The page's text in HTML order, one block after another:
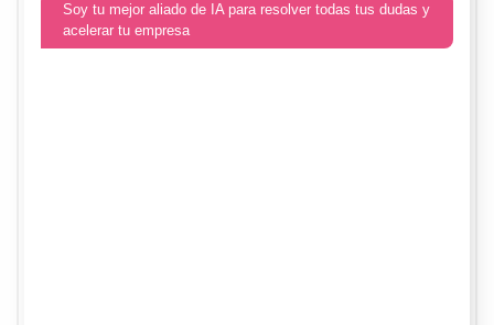
Soy tu mejor aliado de IA para resolver todas tus dudas y
acelerar tu empresa